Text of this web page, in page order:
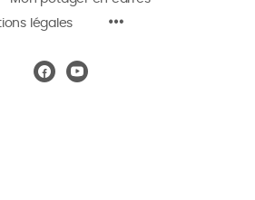
légales